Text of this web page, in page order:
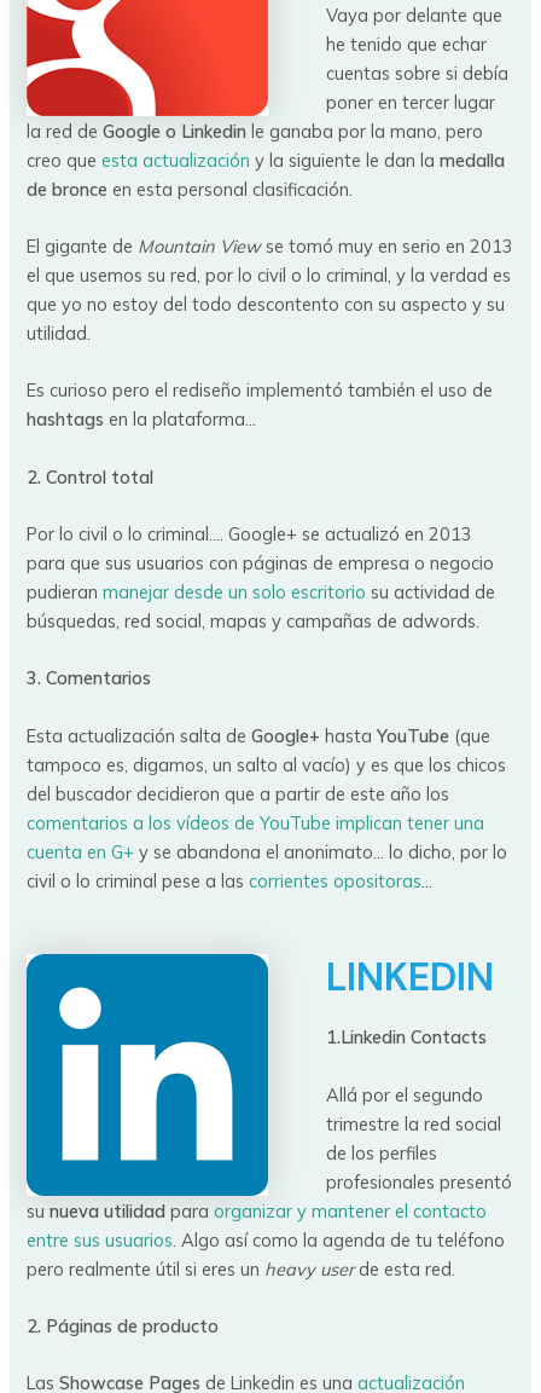
Vaya por delante que
he tenido que echar
cuentas sobre si debía
poner en tercer lugar
la red deGoogle o Linkedin le ganaba por la mano, pero
creo queesta actualización y la siguiente le dan lamedalla
de bronce en esta personal clasificación.
El gigante de Mountain Viewse tomó muy en serio en 2013
el que usemos su red, por lo civil o lo criminal, y la verdad es
que yo no estoy del todo descontento con su aspecto y su
utilidad.
Es curioso pero el rediseño implementó también el uso de
hashtags en la plataforma…
2. Control total
Por lo civil o lo criminal…. Google+ se actualizó en 2013
para que sus usuarios con páginas de empresa o negocio
pudieranmanejar desde un solo escritorio su actividad de
búsquedas, red social, mapas y campañas de adwords.
3. Comentarios
Esta actualización salta deGoogle+ hastaYouTube (que
tampoco es, digamos, un salto al vacío) y es que los chicos
del buscador decidieron que a partir de este año los
comentarios a los vídeos de YouTube implican tener una
cuenta en G+ y se abandona el anonimato… lo dicho, por lo
civil o lo criminal pese a lascorrientes opositoras
LINKEDIN
1.Linkedin Contacts
Allá por el segundo
trimestre la red social
de los perfiles
profesionales presentó
sunueva utilidad paraorganizar y mantener el contacto
entre sus usuarios . Algo así como la agenda de tu teléfono
pero realmente útil si eres un heavy userde esta red.
2. Páginas de producto
LasShowcase Pages de Linkedin es unaactualización